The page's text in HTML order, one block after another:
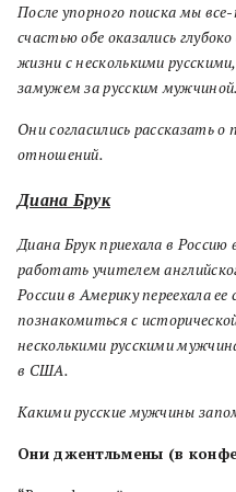
После упорного поиска мы
счастью обе оказались
жизни с несколькими
замужем за русским мужчиной.
Они согласились рассказать
отношений.
Диана Брук
Диана Брук приехала в
работать учителем
России в Америку переехала
познакомиться с
несколькими русскими
в США.
Какими русские мужчины
Они джентльмены (в